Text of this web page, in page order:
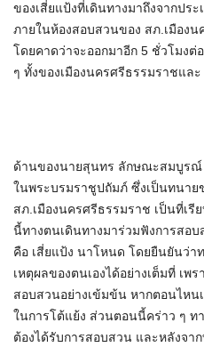
ของเสี่ยแป้งที่เดินทางมาถึงจากปร
ภายในห้องสอบสวนของ สภ.เมืองน
โดยคาดว่าจะออกมาอีก 5 ชั่วโมงต่
ๆ ทั้งของเมืองนครศรีธรรมราชแล
ด้านของนายสุนทร ลักษณะสมบูรณ์
ในพระบรมราชูปถัมภ์ ซึ่งเป็นทนาย
สภ.เมืองนครศรีธรรมราช เป็นที่เ
นี้ทางตนเดินทางมาร่วมฟังการสอ
คือ เสี่ยแป้ง นาโหนด โดยยืนยันว่า
เหตุผลของตนเองได้อย่างเต็มที่ เพ
สอบสวนอย่างเข้มข้น หากตอนไหน
ในการโต้แย้ง ส่วนตอนนี้คร่าว ๆ ท
ต้องได้รับการสอบสวน และหลังจาก